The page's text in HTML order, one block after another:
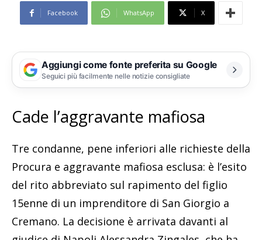
Facebook WhatsApp X
Aggiungi come fonte preferita su Google
Seguici più facilmente nelle notizie consigliate
Cade l’aggravante mafiosa
Tre condanne, pene inferiori alle richieste della
Procura e aggravante mafiosa esclusa: è l’esito
del rito abbreviato sul rapimento del figlio
15enne di un imprenditore di San Giorgio a
Cremano. La decisione è arrivata davanti al